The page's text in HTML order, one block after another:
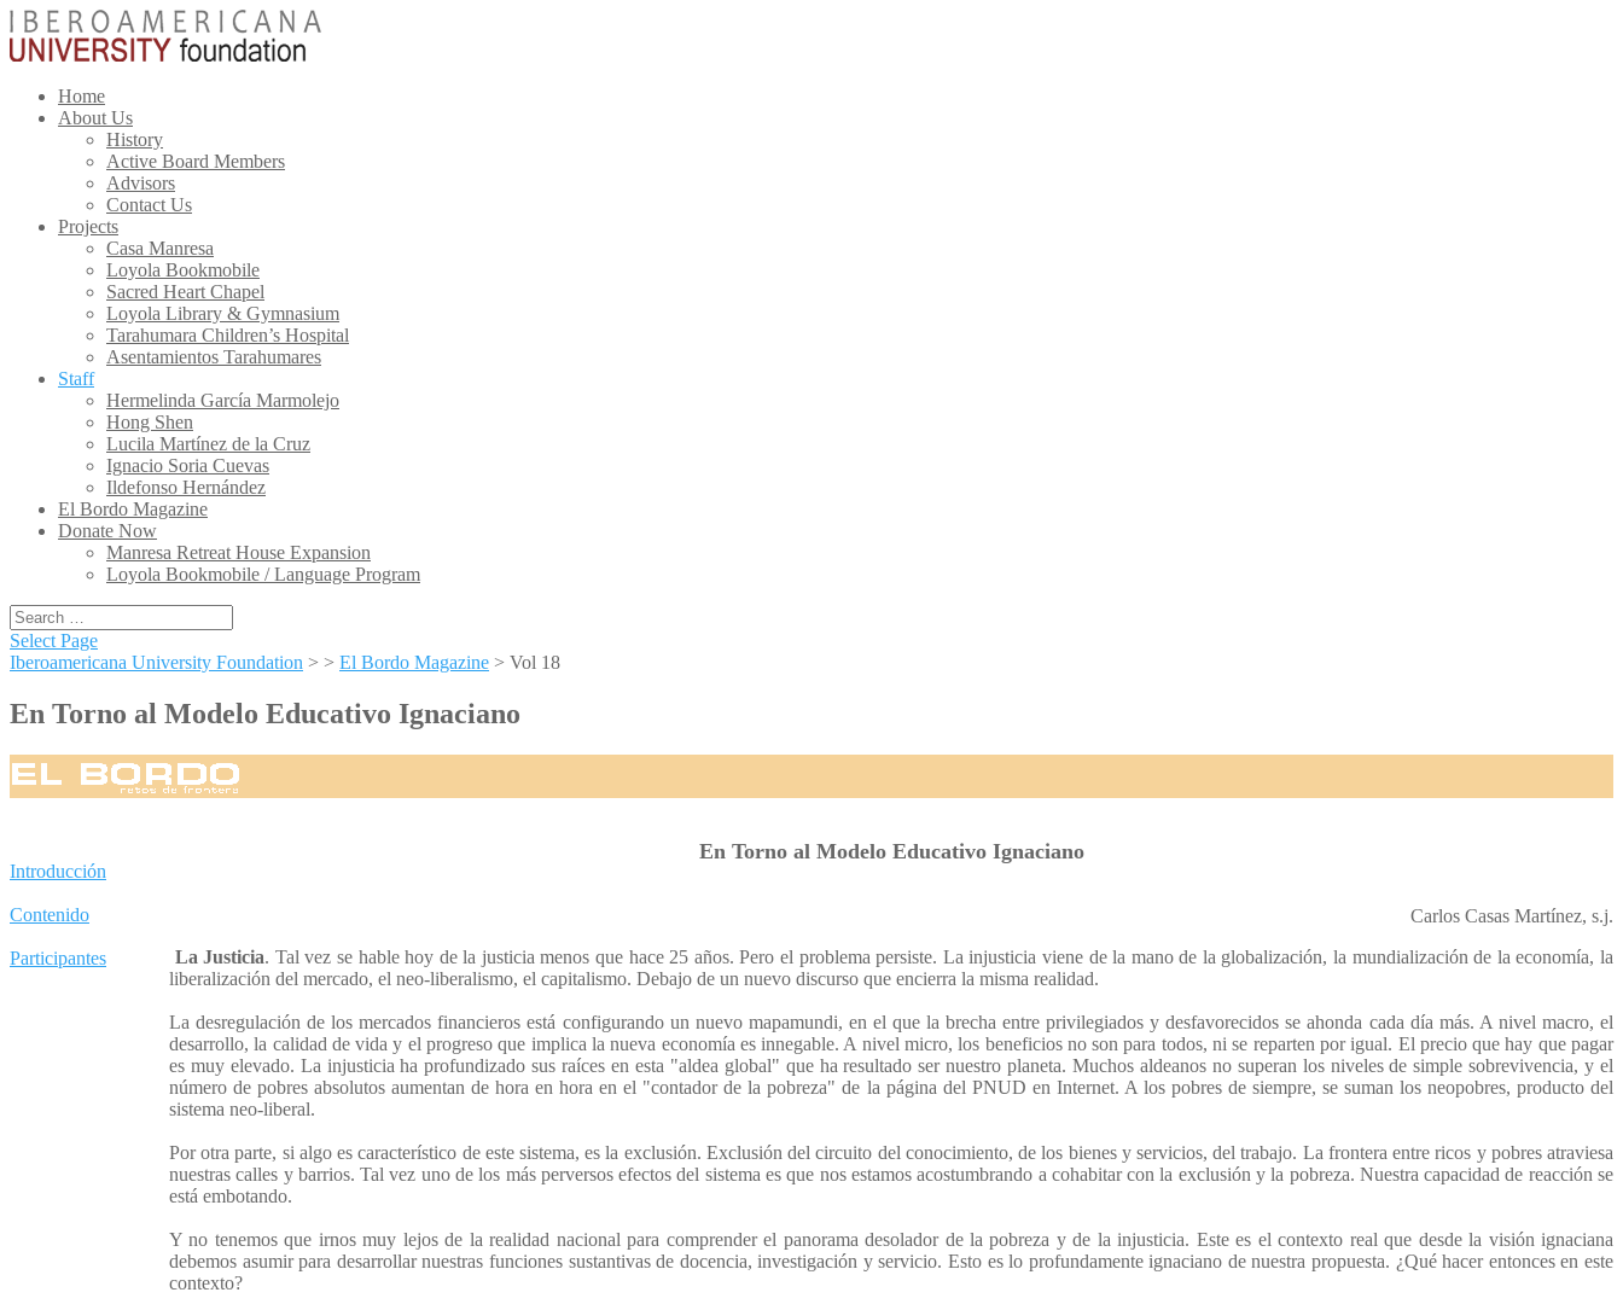
Home
About Us
History
Active Board Members
Advisors
Contact Us
Projects
Casa Manresa
Loyola Bookmobile
Sacred Heart Chapel
Loyola Library & Gymnasium
Tarahumara Children’s Hospital
Asentamientos Tarahumares
Staff
Hermelinda García Marmolejo
Hong Shen
Lucila Martínez de la Cruz
Ignacio Soria Cuevas
Ildefonso Hernández
El Bordo Magazine
Donate Now
Manresa Retreat House Expansion
Loyola Bookmobile / Language Program
Select Page
Iberoamericana University Foundation > > El Bordo Magazine > Vol 18
En Torno al Modelo Educativo Ignaciano
Introducción
Contenido
Participantes
En Torno al Modelo Educativo Ignaciano
Carlos Casas Martínez, s.j.
La Justicia. Tal vez se hable hoy de la justicia menos que hace 25 años. Pero el problema persiste. La injusticia viene de la mano de la globalización, la mundialización de la economía, la
liberalización del mercado, el neo-liberalismo, el capitalismo. Debajo de un nuevo discurso que encierra la misma realidad.
La desregulación de los mercados financieros está configurando un nuevo mapamundi, en el que la brecha entre privilegiados y desfavorecidos se ahonda cada día más. A nivel macro, el
desarrollo, la calidad de vida y el progreso que implica la nueva economía es innegable. A nivel micro, los beneficios no son para todos, ni se reparten por igual. El precio que hay que pagar
es muy elevado. La injusticia ha profundizado sus raíces en esta "aldea global" que ha resultado ser nuestro planeta. Muchos aldeanos no superan los niveles de simple sobrevivencia, y el
número de pobres absolutos aumentan de hora en hora en el "contador de la pobreza" de la página del PNUD en Internet. A los pobres de siempre, se suman los neopobres, producto del
sistema neo-liberal.
Por otra parte, si algo es característico de este sistema, es la exclusión. Exclusión del circuito del conocimiento, de los bienes y servicios, del trabajo. La frontera entre ricos y pobres atraviesa
nuestras calles y barrios. Tal vez uno de los más perversos efectos del sistema es que nos estamos acostumbrando a cohabitar con la exclusión y la pobreza. Nuestra capacidad de reacción se
está embotando.
Y no tenemos que irnos muy lejos de la realidad nacional para comprender el panorama desolador de la pobreza y de la injusticia. Este es el contexto real que desde la visión ignaciana
debemos asumir para desarrollar nuestras funciones sustantivas de docencia, investigación y servicio. Esto es lo profundamente ignaciano de nuestra propuesta. ¿Qué hacer entonces en este
contexto?